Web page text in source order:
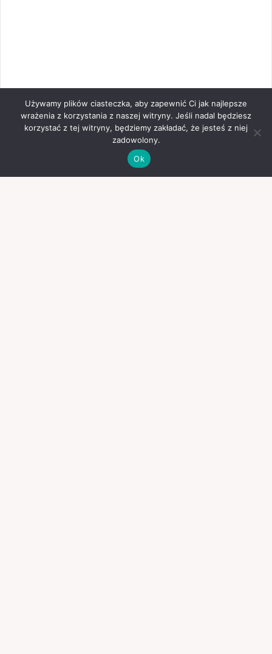
Używamy plików ciasteczka, aby zapewnić Ci jak najlepsze
wrażenia z korzystania z naszej witryny. Jeśli nadal będziesz
korzystać z tej witryny, będziemy zakładać, że jesteś z niej
zadowolony.
Ok